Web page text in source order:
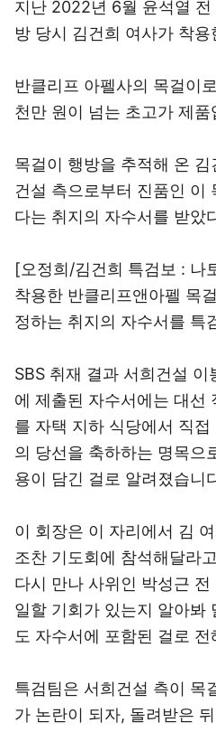
지난 2022년 6월 윤석열
방 당시 김건희 여사가 착
반클리프 아펠사의 목걸이
천만 원이 넘는 초고가 제품
목걸이 행방을 추적해 온
건설 측으로부터 진품인 이
다는 취지의 자수서를 받았
[오정희/김건희 특검보 : 나
착용한 반클리프앤아펠 목
정하는 취지의 자수서를 특
SBS 취재 결과 서희건설
에 제출된 자수서에는 대선
를 자택 지하 식당에서 직
의 당선을 축하하는 명목으
용이 담긴 걸로 알려졌습니
이 회장은 이 자리에서 김
조찬 기도회에 참석해달라
다시 만나 사위인 박성근
일할 기회가 있는지 알아봐
도 자수서에 포함된 걸로 전
특검팀은 서희건설 측이 목
가 논란이 되자, 돌려받은